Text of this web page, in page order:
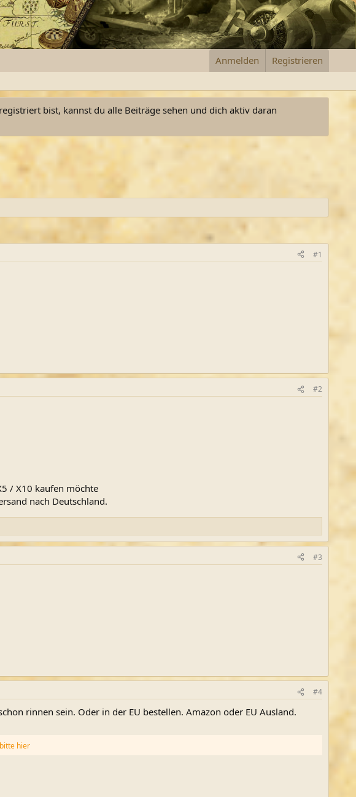
Anmelden Registrieren
bist, kannst du alle Beiträge sehen und dich aktiv daran
#1
#2
/ X10 kaufen möchte
nach Deutschland.
#3
#4
rinnen sein. Oder in der EU bestellen. Amazon oder EU Ausland.
hier